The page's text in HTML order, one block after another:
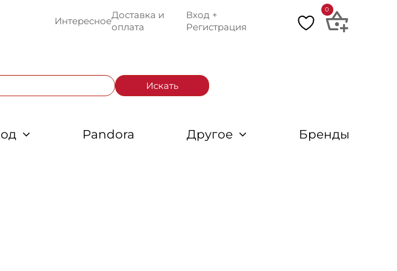
Интересное
Доставка и
оплата
Вход +
Регистрация
0
Искать
Pandora Другое Бренды